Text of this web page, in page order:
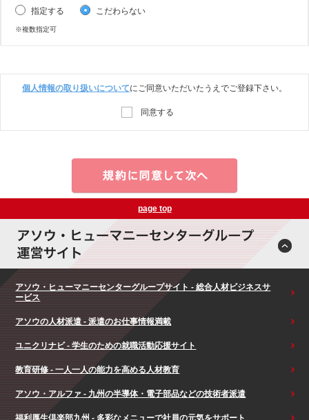
指定する こだわらない
※複数指定可
個人情報の取り扱いについてにご同意いただいたうえでご登録下さい。
同意する
page top
アソウ・ヒューマニーセンターグループサイト - 総合人材ビジネスサ
ービス
アソウの人材派遣 - 派遣のお仕事情報満載
ユニクリナビ - 学生のための就職活動応援サイト
教育研修 - 一人一人の能力を高める人材教育
アソウ・アルファ - 九州の半導体・電子部品などの技術者派遣
福利厚生倶楽部九州 - 多彩なメニューで社員の元気をサポート